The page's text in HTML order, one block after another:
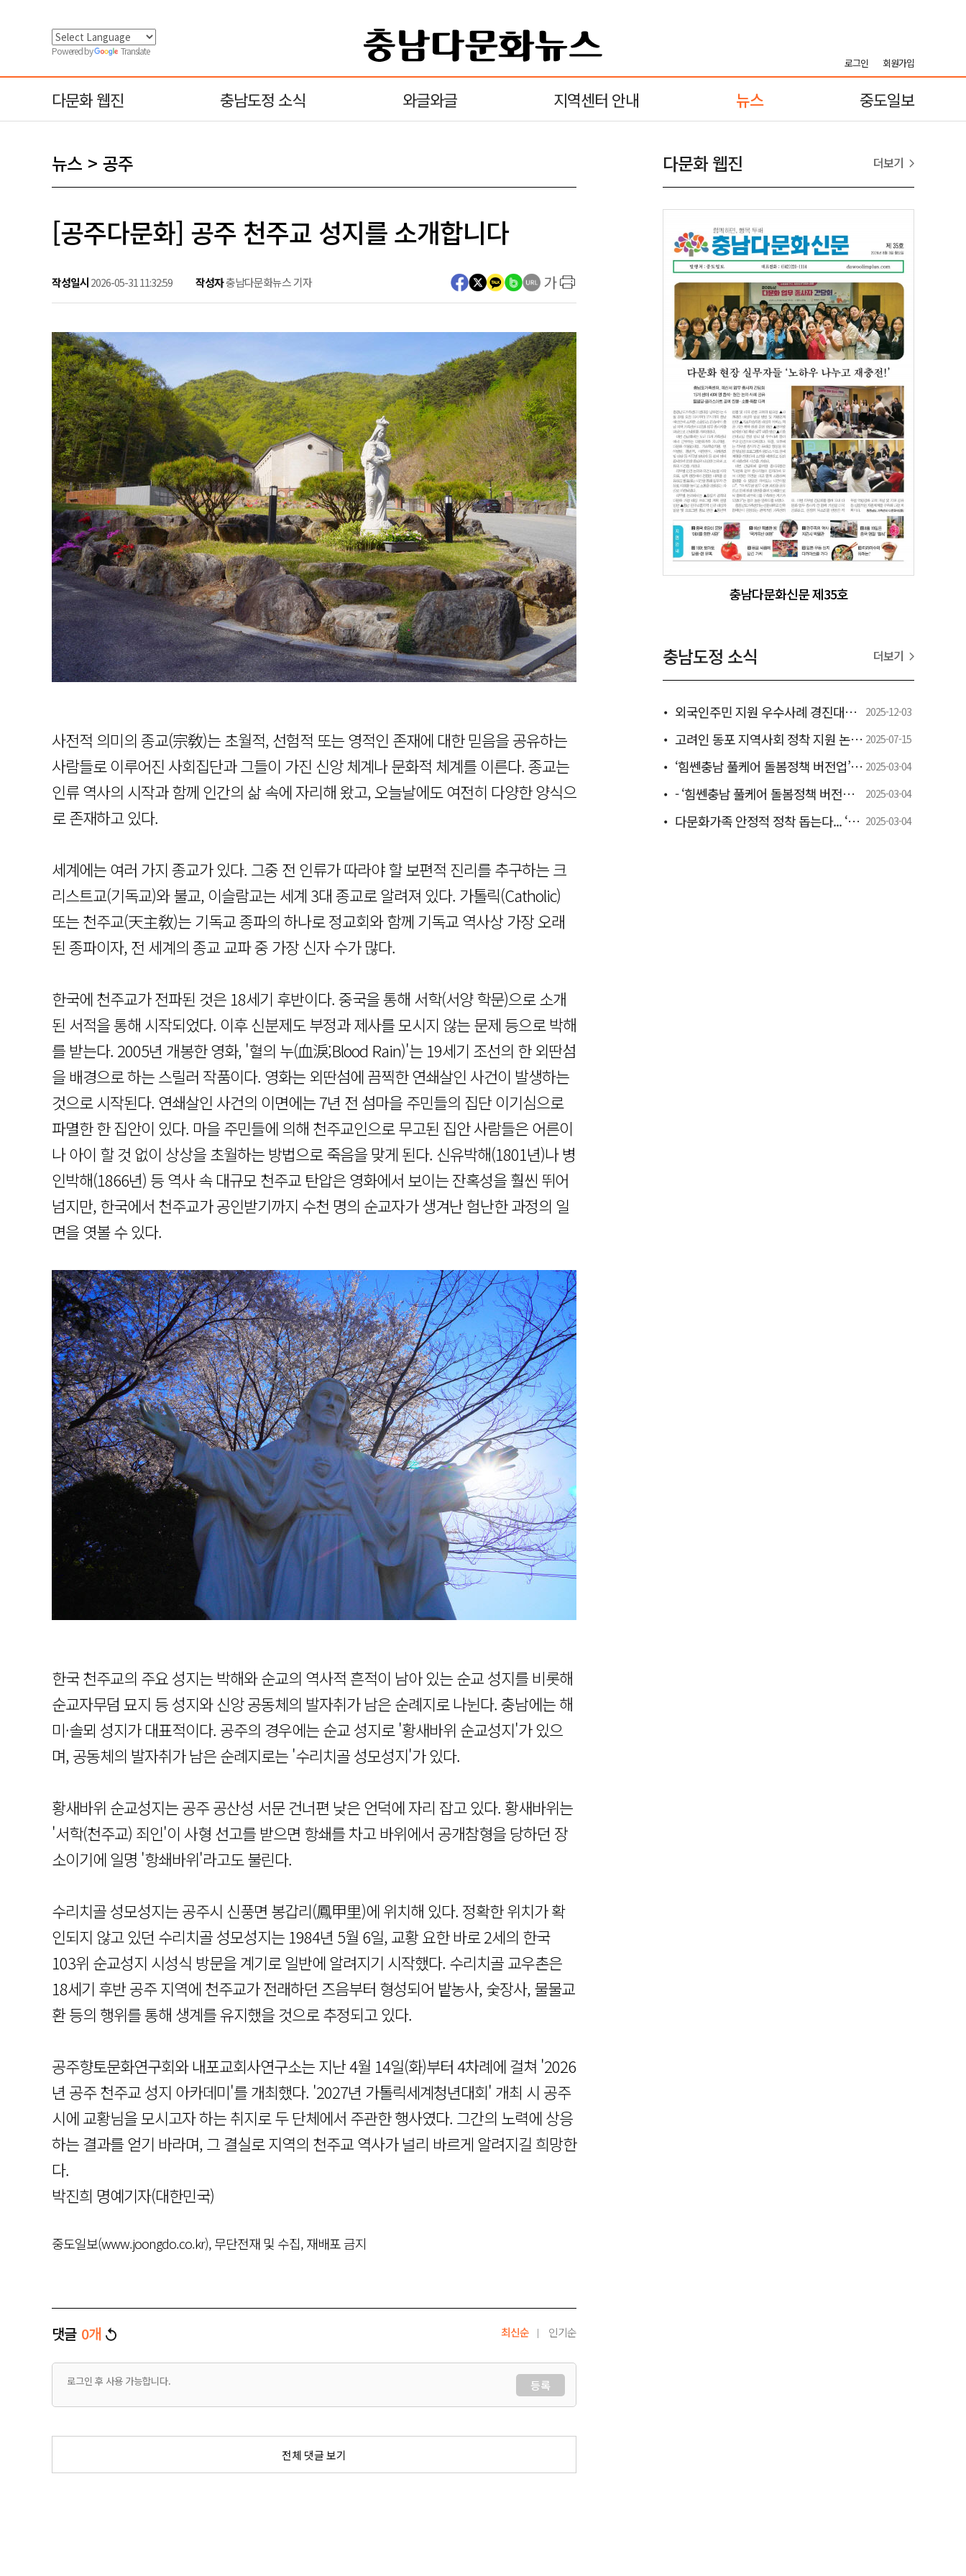
Powered by Translate
로그인 회원가입
다문화 웹진 충남도정 소식 와글와글 지역센터 안내 뉴스 중도일보
뉴스 공주
[공주다문화] 공주 천주교 성지를 소개합니다
작성일시 2026-05-31 11:32:59 작성자충남다문화뉴스 기자 가
사전적 의미의 종교(宗敎)는 초월적, 선험적 또는 영적인 존재에 대한 믿음을 공유하는
사람들로 이루어진 사회집단과 그들이 가진 신앙 체계나 문화적 체계를 이른다. 종교는
인류 역사의 시작과 함께 인간의 삶 속에 자리해 왔고, 오늘날에도 여전히 다양한 양식으
로 존재하고 있다.
세계에는 여러 가지 종교가 있다. 그중 전 인류가 따라야 할 보편적 진리를 추구하는 크
리스트교(기독교)와 불교, 이슬람교는 세계 3대 종교로 알려져 있다. 가톨릭(Catholic)
또는 천주교(天主敎)는 기독교 종파의 하나로 정교회와 함께 기독교 역사상 가장 오래
된 종파이자, 전 세계의 종교 교파 중 가장 신자 수가 많다.
한국에 천주교가 전파된 것은 18세기 후반이다. 중국을 통해 서학(서양 학문)으로 소개
된 서적을 통해 시작되었다. 이후 신분제도 부정과 제사를 모시지 않는 문제 등으로 박해
를 받는다. 2005년 개봉한 영화, '혈의 누(血淚;Blood Rain)'는 19세기 조선의 한 외딴섬
을 배경으로 하는 스릴러 작품이다. 영화는 외딴섬에 끔찍한 연쇄살인 사건이 발생하는
것으로 시작된다. 연쇄살인 사건의 이면에는 7년 전 섬마을 주민들의 집단 이기심으로
파멸한 한 집안이 있다. 마을 주민들에 의해 천주교인으로 무고된 집안 사람들은 어른이
나 아이 할 것 없이 상상을 초월하는 방법으로 죽음을 맞게 된다. 신유박해(1801년)나 병
인박해(1866년) 등 역사 속 대규모 천주교 탄압은 영화에서 보이는 잔혹성을 훨씬 뛰어
넘지만, 한국에서 천주교가 공인받기까지 수천 명의 순교자가 생겨난 험난한 과정의 일
면을 엿볼 수 있다.
한국 천주교의 주요 성지는 박해와 순교의 역사적 흔적이 남아 있는 순교 성지를 비롯해
순교자무덤 묘지 등 성지와 신앙 공동체의 발자취가 남은 순례지로 나뉜다. 충남에는 해
미·솔뫼 성지가 대표적이다. 공주의 경우에는 순교 성지로 '황새바위 순교성지'가 있으
며, 공동체의 발자취가 남은 순례지로는 '수리치골 성모성지'가 있다.
황새바위 순교성지는 공주 공산성 서문 건너편 낮은 언덕에 자리 잡고 있다. 황새바위는
'서학(천주교) 죄인'이 사형 선고를 받으면 항쇄를 차고 바위에서 공개참형을 당하던 장
소이기에 일명 '항쇄바위'라고도 불린다.
수리치골 성모성지는 공주시 신풍면 봉갑리(鳳甲里)에 위치해 있다. 정확한 위치가 확
인되지 않고 있던 수리치골 성모성지는 1984년 5월 6일, 교황 요한 바로 2세의 한국
103위 순교성지 시성식 방문을 계기로 일반에 알려지기 시작했다. 수리치골 교우촌은
18세기 후반 공주 지역에 천주교가 전래하던 즈음부터 형성되어 밭농사, 숯장사, 물물교
환 등의 행위를 통해 생계를 유지했을 것으로 추정되고 있다.
공주향토문화연구회와 내포교회사연구소는 지난 4월 14일(화)부터 4차례에 걸쳐 '2026
년 공주 천주교 성지 아카데미'를 개최했다. '2027년 가톨릭세계청년대회' 개최 시 공주
시에 교황님을 모시고자 하는 취지로 두 단체에서 주관한 행사였다. 그간의 노력에 상응
하는 결과를 얻기 바라며, 그 결실로 지역의 천주교 역사가 널리 바르게 알려지길 희망한
다.
박진희 명예기자(대한민국)
중도일보(www.joongdo.co.kr), 무단전재 및 수집, 재배포 금지
댓글 0개 최신순 인기순
등록
전체 댓글 보기
다문화 웹진 더보기
충남다문화신문 제35호
충남도정 소식 더보기
외국인주민 지원 우수사례 경진대회 우수상 - 전국 최초 유학생 지역정착 ‘충남형 일학습병행제’ 모델로 특별교부세 6000만 원 확보 - 2025-12-03
고려인 동포 지역사회 정착 지원 논의 - 도, 정착 지원 간담회 개최 - 2025-07-15
‘힘쎈충남 풀케어 돌봄정책 버전업’ 추진 박차 - 도, 보령서 인구정책분야 도·시군 합동 워크숍 개최 - 2025-03-04
- ‘힘쎈충남 풀케어 돌봄정책 버전업’ 마련…하반기 본격 추진 - 2025-03-04
다문화가족 안정적 정착 돕는다... ‘2025년 충청남도 다문화가족정책 시행계획 수립.추진 2025-03-04